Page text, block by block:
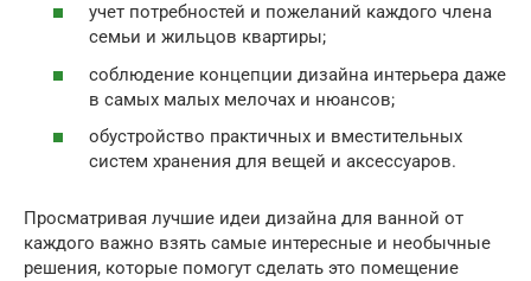
учет потребностей и пожеланий каждого члена
семьи и жильцов квартиры;
соблюдение концепции дизайна интерьера даже
в самых малых мелочах и нюансов;
обустройство практичных и вместительных
систем хранения для вещей и аксессуаров.
Просматривая лучшие идеи дизайна для ванной от
каждого важно взять самые интересные и необычные
решения, которые помогут сделать это помещение